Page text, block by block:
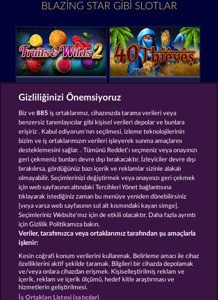
BLAZING STAR GIBI SLOTLAR
Fruits & Wilds 2 40 Thieves
Fancy Fruits RoAR Maaax Diamonds
Hüküm ve Koşullar
Gizlilik ve Çerez Bildirimi Künye Şirket
SSS
İptal talebini gönder
Gizliliğinizi Önemsiyoruz
Biz ve885 iş ortaklarımız, cihazınızda tarama verileri veya
benzersiz tanımlayıcılar gibi kişisel verileri depolar ve bunlara
erişiriz . Kabul ediyorum'nın seçilmesi, izleme teknolojilerinin
bizim ve iş ortaklarımızın verileri işleyerek sunma amaçlarını
desteklemesini sağlar. . Tümünü Reddet'ı seçmeniz veya onayınızı
geri çekmeniz bunları devre dışı bırakacaktır. İzleyiciler devre dışı
bırakılırsa, gördüğünüz bazı içerik ve reklamlar sizinle alakalı
olmayabilir. Seçimlerinizi değiştirmek veya onayınızı geri çekmek
için web sayfasının altındaki Tercihleri Yönet bağlantısına
tıklayarak istediğiniz zaman bu menüye yeniden dönebilirsiniz
[veya varsa web sayfasının sol alt kısmındaki kayan simge].
Seçimleriniz Website'mız için de etkili olacaktır. Daha fazla ayrıntı
için Gizlilik Politikamıza bakın.
Veriler, tarafımızca veya ortaklarımız tarafından şu amaçlarla
işlenir:
Kesin coğrafi konum verilerini kullanmak. Belirleme amacı ile cihaz
özelliklerini aktif şekilde taramak. Bilgileri bir cihazda depolamak
ve/veya onlara cihazdan erişmek. Kişiselleştirilmiş reklam ve
içerik, reklam ve içerik ölçümü, hedef kitle araştırması ve
hizmetlerin geliştirilmesi.
İş Ortakları Listesi (satıcılar)